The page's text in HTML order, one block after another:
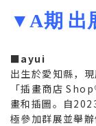
▼A期 出
■ayui
出生於愛知縣，
「插畫商店
畫和插圖。自
極參加群展並舉辦